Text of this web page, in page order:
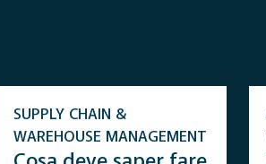
SUPPLY CHAIN &
WAREHOUSE MANAGEMENT